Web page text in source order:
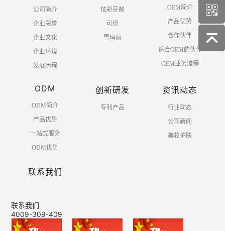
公司简介
企业荣誉
企业文化
企业环境
发展历程
炫彩芬龄
可绮
雪玛丽
OEM简介
产品优势
合作伙伴
适合OEM的伙伴
OEM业务流程
ODM
ODM简介
产品优势
一站式服务
ODM优势
创新研发
专利产品
资讯动态
行业动态
公司新闻
美妆护肤
联系我们
联系我们
4009-309-409